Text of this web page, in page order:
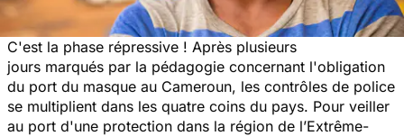
C'est la phase répressive ! Après plusieurs
jours marqués par la pédagogie concernant l'obligation
du port du masque au Cameroun, les contrôles de police
se multiplient dans les quatre coins du pays. Pour veiller
au port d'une protection dans la région de l’Extrême-